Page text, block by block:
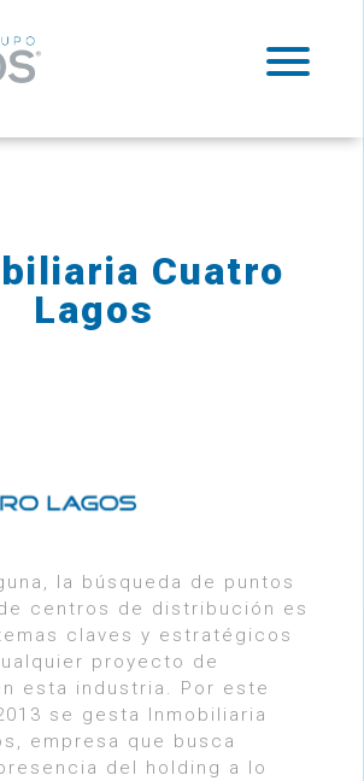
Cuatro
Lagos
la búsqueda de puntos
centros de distribución es
claves y estratégicos
proyecto de
esta industria. Por este
se gesta Inmobiliaria
empresa que busca
del holding a lo